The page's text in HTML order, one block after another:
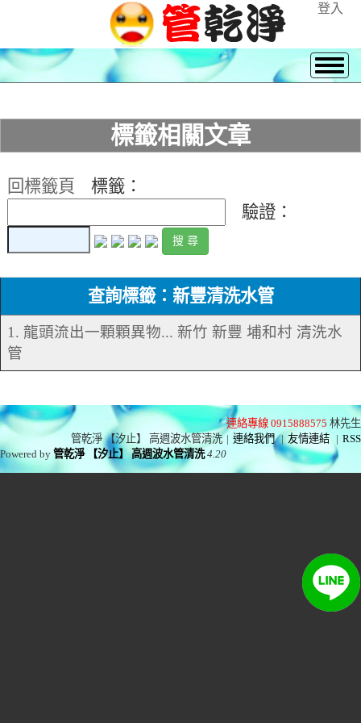
登入
標籤相關文章
回標籤頁
標籤：
驗證：
查詢標籤：新豐清洗水管
1. 龍頭流出一顆顆異物... 新竹 新豐 埔和村 清洗水
管
連絡專線 0915888575 林先生
管乾淨 【汐止】 高週波水管清洗 | 連絡我們 | 友情連結 | RSS
Powered by管乾淨 【汐止】 高週波水管清洗 4.20